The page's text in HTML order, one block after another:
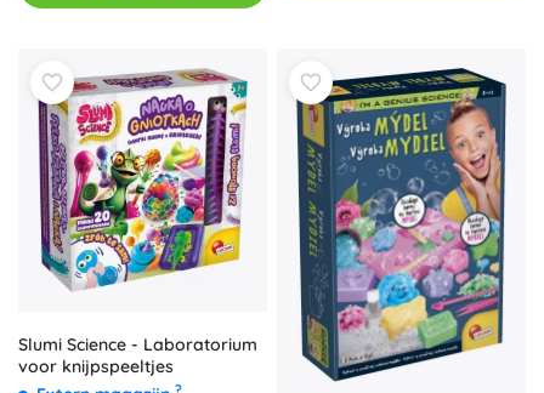
Slumi Science - Laboratorium
voor knijpspeeltjes